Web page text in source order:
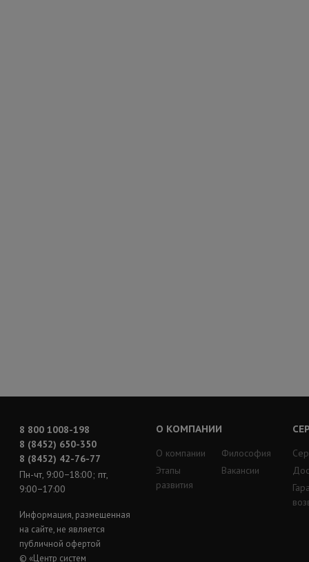
8 800 1008-198
8 (8452) 650-350
8 (8452) 42-76-77
Пн-чт, 9:00−18:00; пт,
9:00−17:00
Информация, размещенная
на сайте, не является
публичной офертой
© «Центр систем
О КОМПАНИИ
О компании
Этапы
развития
Философия
Вакансии